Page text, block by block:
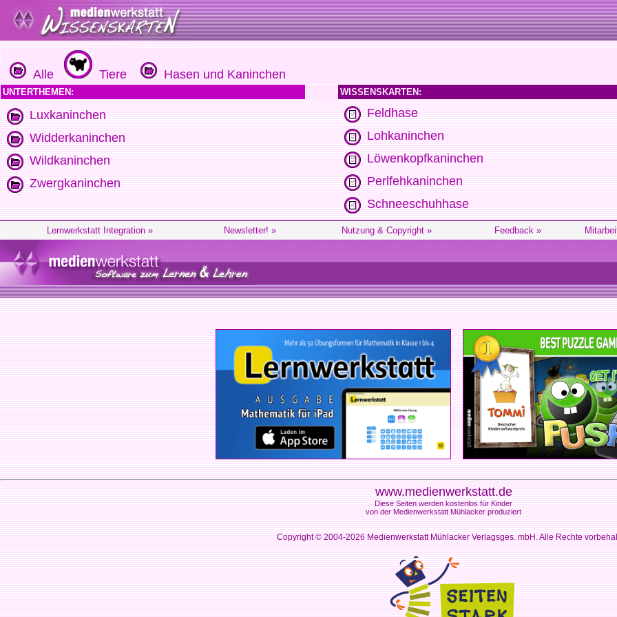
Alle Tiere Hasen und Kaninchen
UNTERTHEMEN: WISSENSKARTEN:
Luxkaninchen
Widderkaninchen
Wildkaninchen
Zwergkaninchen
Feldhase
Lohkaninchen
Löwenkopfkaninchen
Perlfehkaninchen
Schneeschuhhase
Lernwerkstatt Integration » Newsletter! » Nutzung & Copyright » Feedback »
www.medienwerkstatt.de
Diese Seiten werden kostenlos für Kinder
von der Medienwerkstatt Mühlacker produziert
Copyright © 2004-2026Medienwerkstatt Mühlacker Verlagsges. mbH. Alle Rechte